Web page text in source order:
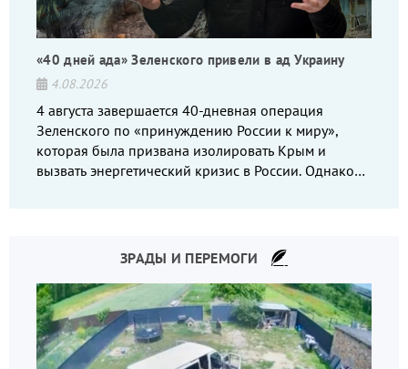
«40 дней ада» Зеленского привели в ад Украину
4.08.2026
4 августа завершается 40-дневная операция
Зеленского по «принуждению России к миру»,
которая была призвана изолировать Крым и
вызвать энергетический кризис в России. Однако
ЗРАДЫ И ПЕРЕМОГИ